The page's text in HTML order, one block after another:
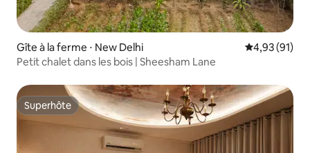
Gîte à la ferme ⋅ New Delhi Évaluation
4,93 (91)
Petit chalet dans les bois | Sheesham Lane
Superhôte
Superhôte